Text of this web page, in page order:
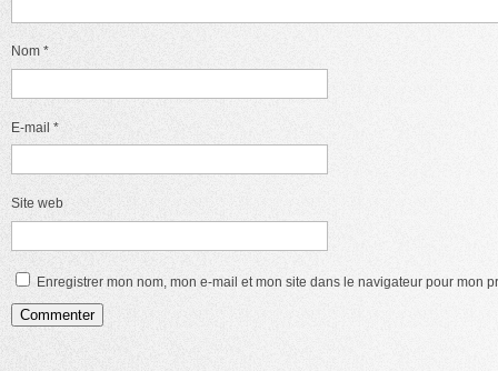
Nom *
E-mail *
Site web
Enregistrer mon nom, mon e-mail et mon site dans le navigateur pour mon